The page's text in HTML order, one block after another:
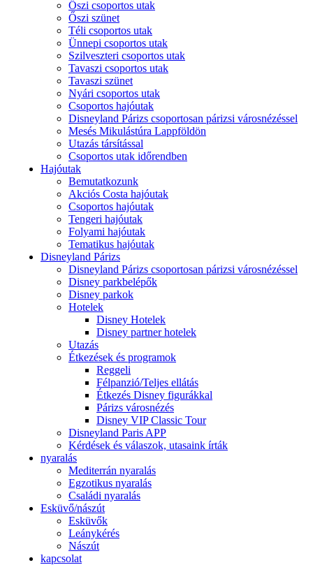
Őszi csoportos utak
Őszi szünet
Téli csoportos utak
Ünnepi csoportos utak
Szilveszteri csoportos utak
Tavaszi csoportos utak
Tavaszi szünet
Nyári csoportos utak
Csoportos hajóutak
Disneyland Párizs csoportosan párizsi városnézéssel
Mesés Mikulástúra Lappföldön
Utazás társítással
Csoportos utak időrendben
Hajóutak
Bemutatkozunk
Akciós Costa hajóutak
Csoportos hajóutak
Tengeri hajóutak
Folyami hajóutak
Tematikus hajóutak
Disneyland Párizs
Disneyland Párizs csoportosan párizsi városnézéssel
Disney parkbelépők
Disney parkok
Hotelek
Disney Hotelek
Disney partner hotelek
Utazás
Étkezések és programok
Reggeli
Félpanzió/Teljes ellátás
Étkezés Disney figurákkal
Párizs városnézés
Disney VIP Classic Tour
Disneyland Paris APP
Kérdések és válaszok, utasaink írták
nyaralás
Mediterrán nyaralás
Egzotikus nyaralás
Családi nyaralás
Esküvő/nászút
Esküvők
Leánykérés
Nászút
kapcsolat